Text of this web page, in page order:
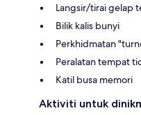
Langsir/tirai gelap
Bilik kalis bunyi
Perkhidmatan
Peralatan tempat
Katil busa memori
Aktiviti untuk